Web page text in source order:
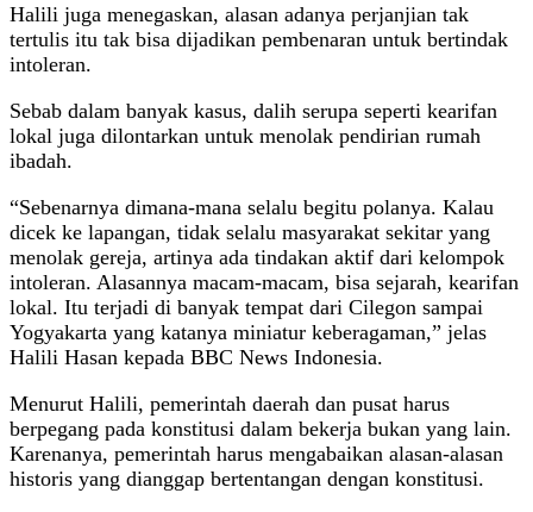
Halili juga menegaskan, alasan adanya perjanjian tak
tertulis itu tak bisa dijadikan pembenaran untuk bertindak
intoleran.
Sebab dalam banyak kasus, dalih serupa seperti kearifan
lokal juga dilontarkan untuk menolak pendirian rumah
ibadah.
“Sebenarnya dimana-mana selalu begitu polanya. Kalau
dicek ke lapangan, tidak selalu masyarakat sekitar yang
menolak gereja, artinya ada tindakan aktif dari kelompok
intoleran. Alasannya macam-macam, bisa sejarah, kearifan
lokal. Itu terjadi di banyak tempat dari Cilegon sampai
Yogyakarta yang katanya miniatur keberagaman,” jelas
Halili Hasan kepada BBC News Indonesia.
Menurut Halili, pemerintah daerah dan pusat harus
berpegang pada konstitusi dalam bekerja bukan yang lain.
Karenanya, pemerintah harus mengabaikan alasan-alasan
historis yang dianggap bertentangan dengan konstitusi.